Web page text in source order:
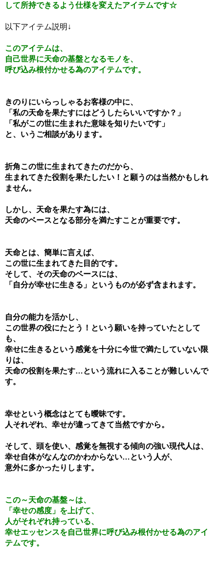
して所持できるよう仕様を変えたアイテムです☆
以下アイテム説明↓
このアイテムは、
自己世界に天命の基盤となるモノを、
呼び込み根付かせる為のアイテムです。
きのりにいらっしゃるお客様の中に、
「私の天命を果たすにはどうしたらいいですか？」
「私がこの世に生まれた意味を知りたいです」
と、いうご相談があります。
折角この世に生まれてきたのだから、
生まれてきた役割を果たしたい！と願うのは当然かもしれ
ません。
しかし、天命を果たす為には、
天命のベースとなる部分を満たすことが重要です。
天命とは、簡単に言えば、
この世に生まれてきた目的です。
そして、その天命のベースには、
「自分が幸せに生きる」というものが必ず含まれます。
自分の能力を活かし、
この世界の役にたとう！という願いを持っていたとして
も、
幸せに生きるという感覚を十分に今世で満たしていない限
りは、
天命の役割を果たす…という流れに入ることが難しいんで
す。
幸せという概念はとても曖昧です。
人それぞれ、幸せが違ってきて当然ですから。
そして、頭を使い、感覚を無視する傾向の強い現代人は、
幸せ自体がなんなのかわからない…という人が、
意外に多かったりします。
この～天命の基盤～は、
「幸せの感度」を上げて、
人がそれぞれ持っている、
幸せエッセンスを自己世界に呼び込み根付かせる為のアイ
テムです。